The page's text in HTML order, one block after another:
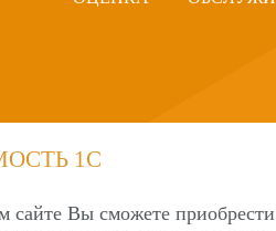
1С
сайте Вы сможете